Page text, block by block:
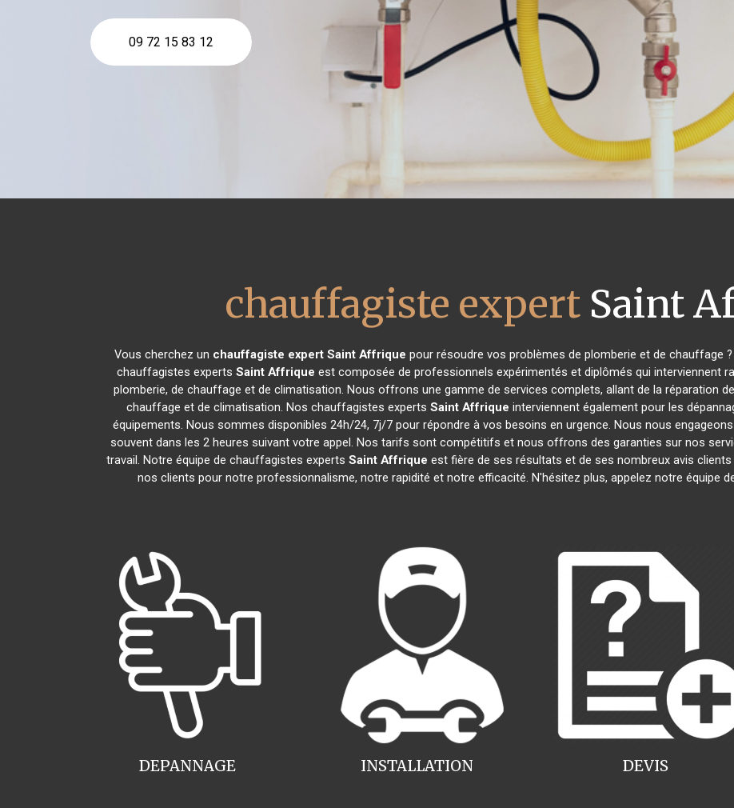
09 72 15 83 12
chauffagiste expert Saint
Vous cherchez un chauffagiste expert Saint Affrique pour résoudre vos problèmes de plomberie et de chauffage
chauffagistes experts Saint Affrique est composée de professionnels expérimentés et diplômés qui interviennent
plomberie, de chauffage et de climatisation. Nous offrons une gamme de services complets, allant de la réparation
chauffage et de climatisation. Nos chauffagistes experts Saint Affrique interviennent également pour les
équipements. Nous sommes disponibles 24h/24, 7j/7 pour répondre à vos besoins en urgence. Nous nous
souvent dans les 2 heures suivant votre appel. Nos tarifs sont compétitifs et nous offrons des garanties sur nos
travail. Notre équipe de chauffagistes experts Saint Affrique est fière de ses résultats et de ses nombreux avis
nos clients pour notre professionnalisme, notre rapidité et notre efficacité. N'hésitez plus, appelez notre équipe
INSTALLATION
DEPANNAGE DEVIS